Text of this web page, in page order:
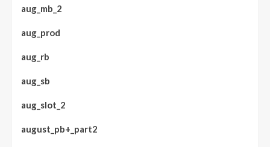
aug_mb_2
aug_prod
aug_rb
aug_sb
aug_slot_2
august_pb+_part2